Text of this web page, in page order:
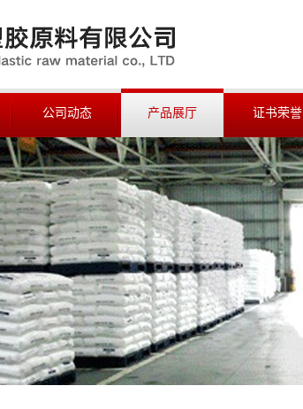
公司动态 产品展厅 证书荣誉